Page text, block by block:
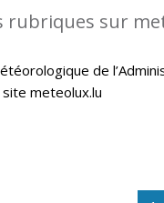
rubriques sur
de
meteolux.lu